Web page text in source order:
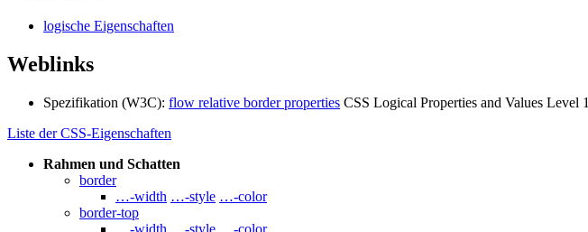
logische Eigenschaften
Weblinks
Spezifikation (W3C): flow relative border properties CSS Logical Properties and Values Level 1
Liste der CSS-Eigenschaften
Rahmen und Schatten
border
…-width …-style …-color
border-top
…-width …-style …-color